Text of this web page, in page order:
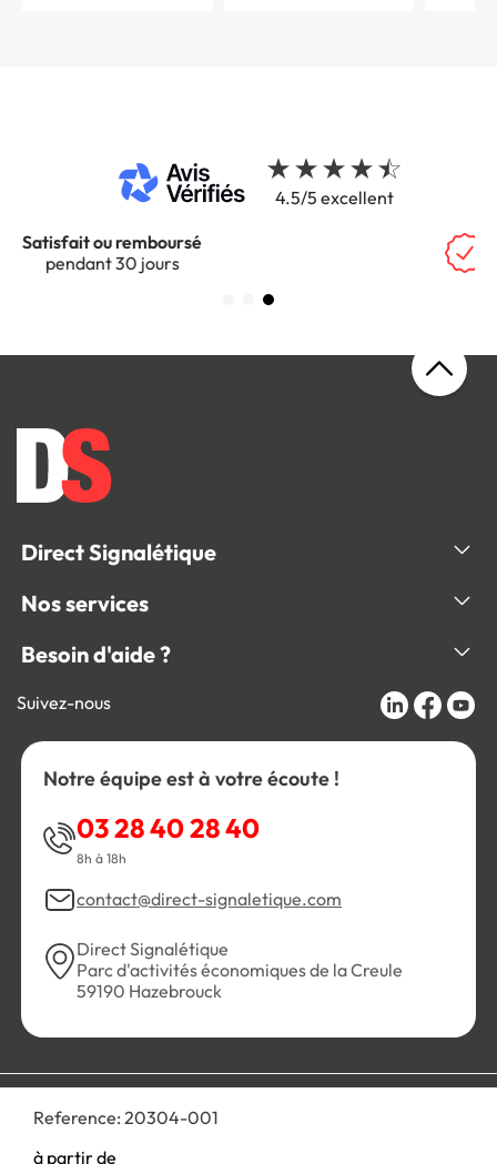
Reference: 20304-001
à partir de
4.5/5 excellent
Direct Signalétique
Nos services
Besoin d'aide ?
Suivez-nous
Notre équipe est à votre écoute !
03 28 40 28 40
8h à 18h
contact@direct-signaletique.com
Direct Signalétique
Parc d'activités économiques de la Creule
59190 Hazebrouck
Personnaliser les cookies